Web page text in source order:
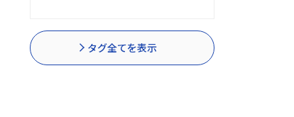
タグ全てを表示